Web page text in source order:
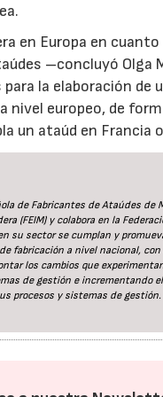
en Europa en
–concluyó Olga
la elaboración de
nivel europeo, de
un ataúd en Francia
de Fabricantes de Ataúdes de
(FEIM) y colabora en la
su sector se cumplan y
fabricación a nivel nacional,
los cambios que
de gestión e incrementando
procesos y sistemas de gestión.